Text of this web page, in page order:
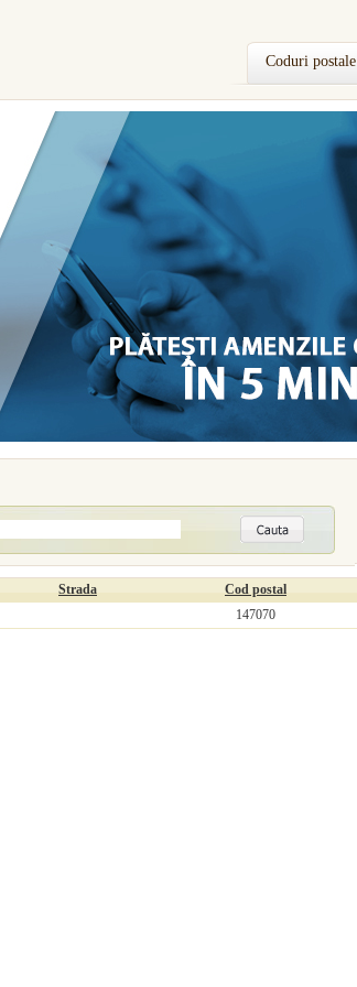
Coduri postale
Strada
Cod postal
147070